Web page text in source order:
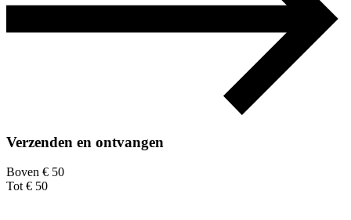
Verzenden en ontvangen
Boven € 50
Tot € 50